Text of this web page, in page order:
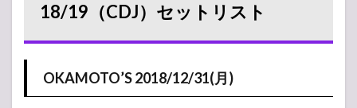
OKAMOTO’S
2018/12/31(月)
2.1
18/19（CDJ）セットリスト
OKAMOTO’S 2018/12/31(月)